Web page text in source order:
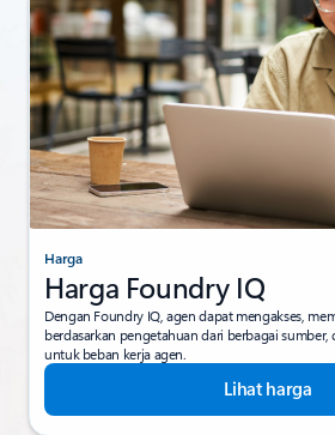
Harga
Harga Foundry IQ
Dengan Foundry IQ, agen dapat mengakses,
berdasarkan pengetahuan dari berbagai
untuk beban kerja agen.
Lihat harga